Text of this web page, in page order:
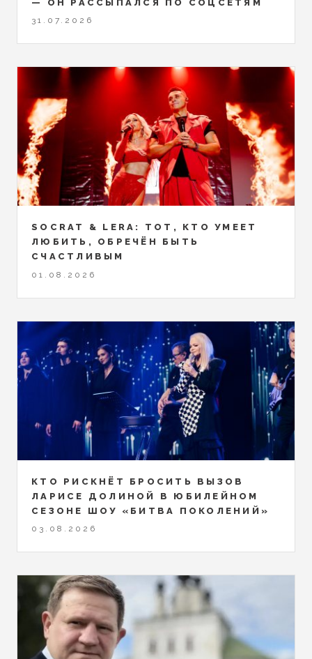
— ОН РАССЫПАЛСЯ ПО СОЦСЕТЯМ
31.07.2026
SOCRAT & LERA: ТОТ, КТО УМЕЕТ
ЛЮБИТЬ, ОБРЕЧЁН БЫТЬ
СЧАСТЛИВЫМ
01.08.2026
КТО РИСКНЁТ БРОСИТЬ ВЫЗОВ
ЛАРИСЕ ДОЛИНОЙ В ЮБИЛЕЙНОМ
СЕЗОНЕ ШОУ «БИТВА ПОКОЛЕНИЙ»
03.08.2026